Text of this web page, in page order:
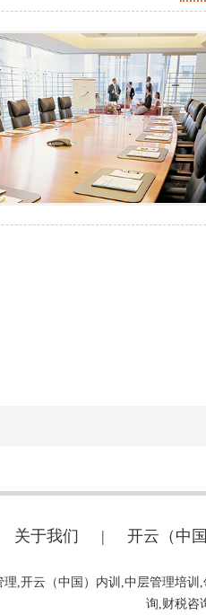
关于我们 | 开云（中
,开云（中国）内训,中层管理培
询,财税咨